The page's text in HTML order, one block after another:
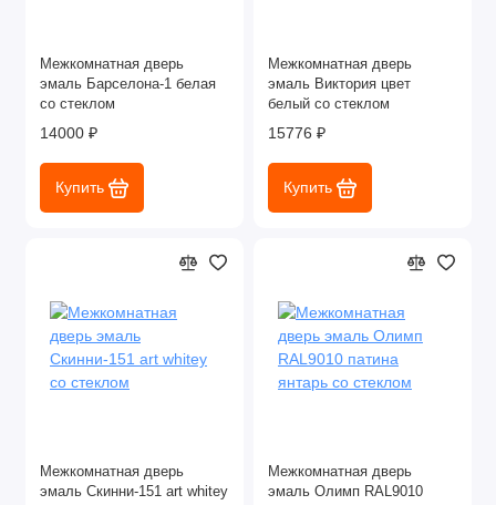
Межкомнатная дверь
эмаль Барселона-1 белая
со стеклом
14000 ₽
Купить
Межкомнатная дверь
эмаль Виктория цвет
белый со стеклом
15776 ₽
Купить
Межкомнатная дверь
эмаль Скинни-151 art whitey
Межкомнатная дверь
эмаль Олимп RAL9010